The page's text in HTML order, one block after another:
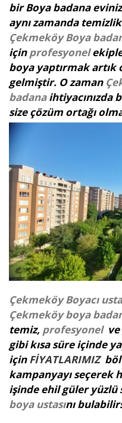
bir Boya badana
aynı zamanda
Çekmeköy Boya
içinprofesyonel
boya yaptırmak
gelmiştir. O zaman
badanaihtiyacınızda
size çözüm ortağı
Çekmeköy Boyacı
Çekmeköy boya
temiz, profesyonelve
gibi kısa süre içinde
içinFİYATLARIMIZ
kampanyayı seçerek
işinde ehil güler yüzlü
boya ustasını